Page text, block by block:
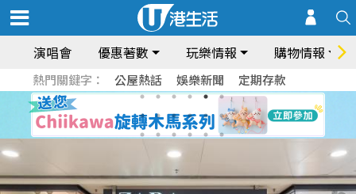
演唱會 優惠著數 玩樂情報 購物情報
熱門關鍵字： 公屋熱話 娛樂新聞 定期存款